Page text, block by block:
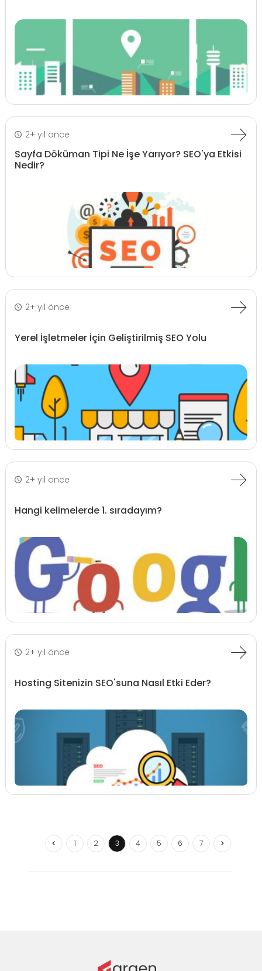
2+ yıl önce
Sayfa Döküman Tipi Ne İşe Yarıyor? SEO'ya Etkisi
Nedir?
2+ yıl önce
Yerel İşletmeler İçin Geliştirilmiş SEO Yolu
2+ yıl önce
Hangi kelimelerde 1. sıradayım?
2+ yıl önce
Hosting Sitenizin SEO'suna Nasıl Etki Eder?
1 2 3 4 5 6 7